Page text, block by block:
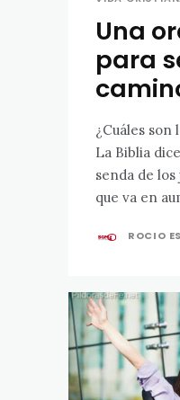
Una
para
¿Cuáles son
La Biblia
senda de los
que va en
ROCIO